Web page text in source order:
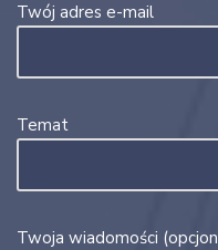
Twój adres e-mail
Temat
Twoja wiadomości